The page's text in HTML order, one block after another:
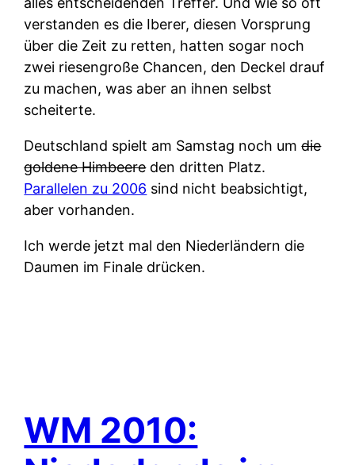
verstanden es die Iberer, diesen Vorsprung
über die Zeit zu retten, hatten sogar noch
zwei riesengroße Chancen, den Deckel drauf
zu machen, was aber an ihnen selbst
scheiterte.
Deutschland spielt am Samstag noch umdie
goldene Himbeereden dritten Platz.
Parallelen zu 2006 sind nicht beabsichtigt,
aber vorhanden.
Ich werde jetzt mal den Niederländern die
Daumen im Finale drücken.
WM 2010: